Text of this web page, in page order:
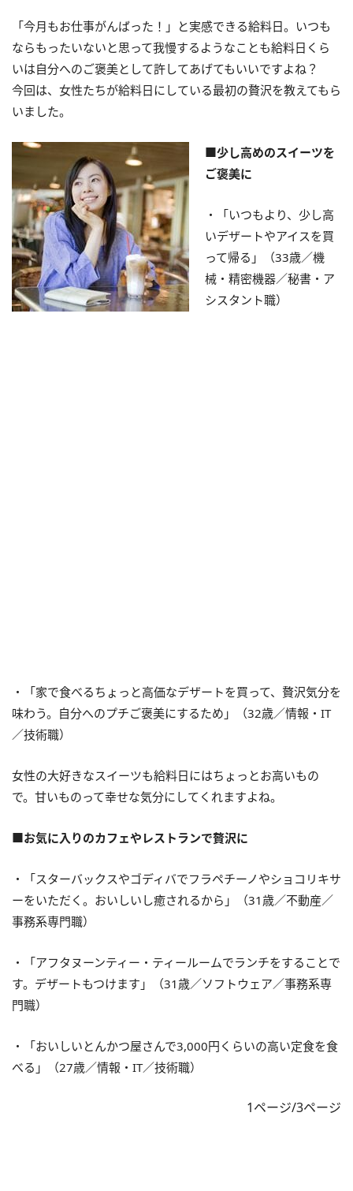
「今月もお仕事がんばった！」と実感できる給料日。いつも
ならもったいないと思って我慢するようなことも給料日くら
いは自分へのご褒美として許してあげてもいいですよね？
今回は、女性たちが給料日にしている最初の贅沢を教えてもら
いました。
■少し高めのスイーツを
ご褒美に
・「いつもより、少し高
いデザートやアイスを買
って帰る」（33歳／機
械・精密機器／秘書・ア
シスタント職）
・「家で食べるちょっと高価なデザートを買って、贅沢気分を
味わう。自分へのプチご褒美にするため」（32歳／情報・IT
／技術職）
女性の大好きなスイーツも給料日にはちょっとお高いもの
で。甘いものって幸せな気分にしてくれますよね。
■お気に入りのカフェやレストランで贅沢に
・「スターバックスやゴディバでフラペチーノやショコリキサ
ーをいただく。おいしいし癒されるから」（31歳／不動産／
事務系専門職）
・「アフタヌーンティー・ティールームでランチをすることで
す。デザートもつけます」（31歳／ソフトウェア／事務系専
門職）
・「おいしいとんかつ屋さんで3,000円くらいの高い定食を食
べる」（27歳／情報・IT／技術職）
1ページ/3ページ